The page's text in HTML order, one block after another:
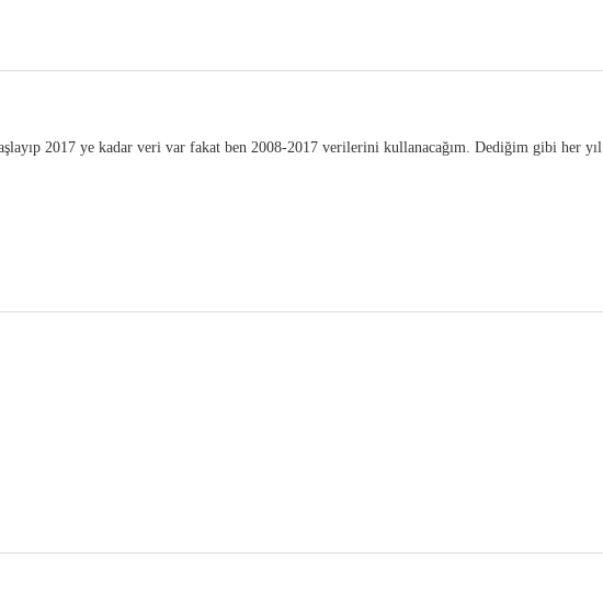
2017 ye kadar veri var fakat ben 2008-2017 verilerini kullanacağım. Dediğim gibi her yıl